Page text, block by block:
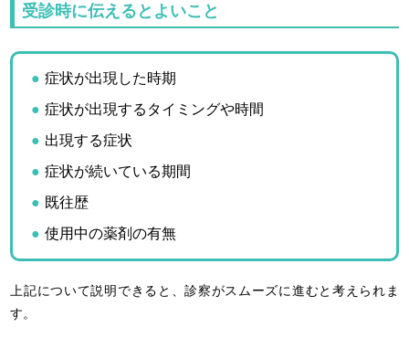
受診時に伝えるとよいこと
症状が出現した時期
症状が出現するタイミングや時間
出現する症状
症状が続いている期間
既往歴
使用中の薬剤の有無
上記について説明できると、診察がスムーズに進むと考えられま
す。